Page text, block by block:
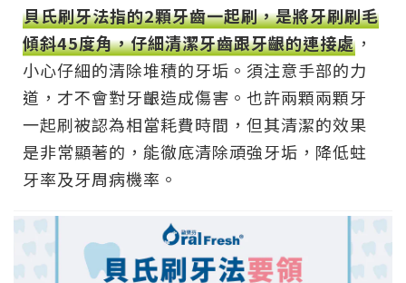
貝氏刷牙法指的2顆牙齒一起刷，是將牙刷刷毛
傾斜45度角，仔細清潔牙齒跟牙齦的連接處 ，
小心仔細的清除堆積的牙垢。須注意手部的力
道，才不會對牙齦造成傷害。也許兩顆兩顆牙
一起刷被認為相當耗費時間，但其清潔的效果
是非常顯著的，能徹底清除頑強牙垢，降低蛀
牙率及牙周病機率。